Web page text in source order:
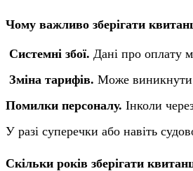
Чому важливо зберігати
Системні збої. Дані про оплату
Зміна тарифів. Може виникнути
Помилки персоналу. Інколи
У разі суперечки або навіть
Скільки років зберігати